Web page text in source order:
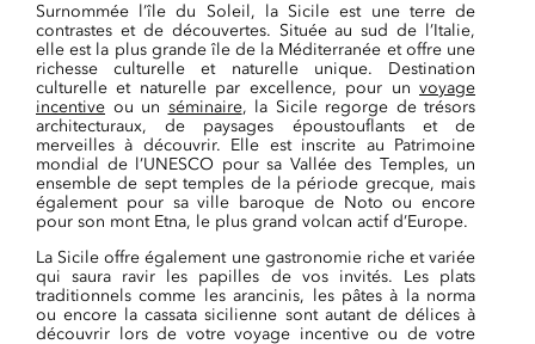
Surnommée l’île du Soleil, la Sicile est une terre de
contrastes et de découvertes. Située au sud de l’Italie,
elle est la plus grande île de la Méditerranée et offre une
richesse culturelle et naturelle unique. Destination
culturelle et naturelle par excellence, pour un voyage
incentive ou un séminaire, la Sicile regorge de trésors
architecturaux, de paysages époustouflants et de
merveilles à découvrir. Elle est inscrite au Patrimoine
mondial de l’UNESCO pour sa Vallée des Temples, un
ensemble de sept temples de la période grecque, mais
également pour sa ville baroque de Noto ou encore
pour son mont Etna, le plus grand volcan actif d’Europe.
La Sicile offre également une gastronomie riche et variée
qui saura ravir les papilles de vos invités. Les plats
traditionnels comme les arancinis, les pâtes à la norma
ou encore la cassata sicilienne sont autant de délices à
découvrir lors de votre voyage incentive ou de votre